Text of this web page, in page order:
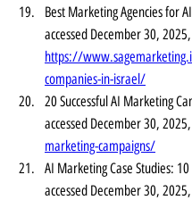
Best Marketing Agencies for
accessed December 30, 2025,
https://
companies-in-israel/
20 Successful AI Marketing
accessed December 30, 2025,
marketing-campaigns/
AI Marketing Case Studies:
accessed December 30, 2025,